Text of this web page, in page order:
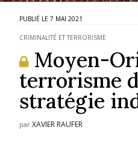
7 MAI 2021
CRIMINALITÉ ET TERRORISME
Moyen-
terrorisme
stratégie
parXAVIER RAUFER